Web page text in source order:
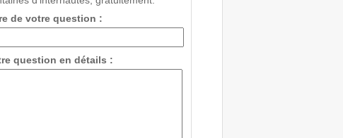
de votre question :
question en détails :